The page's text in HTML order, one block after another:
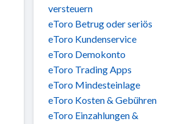
versteuern
eToro Betrug oder seriös
eToro Kundenservice
eToro Demokonto
eToro Trading Apps
eToro Mindesteinlage
eToro Kosten & Gebühren
eToro Einzahlungen &